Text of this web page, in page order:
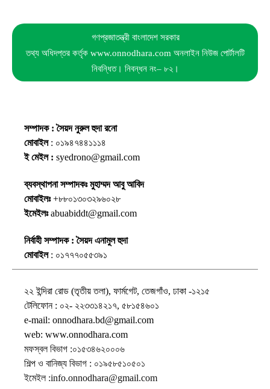
গণপ্রজাতন্ত্রী বাংলাদেশ সরকার
তথ্য অধিদপ্তর কর্তৃক www.onnodhara.com অনলাইন নিউজ পোর্টালটি
নিবন্ধিত। নিবন্ধন নং– ৮২।
সম্পাদক : সৈয়দ নুরুল হুদা রনো
মোবাইল: ০১৯৪৭৪৪১১১৪
ই মেইল : syedrono@gmail.com
ব্যবস্থাপনা সম্পাদকঃ মুহাম্মদ আবু আবিদ
মোবাইলঃ+৮৮০১৩০৩২৯৬০২৮
ইমেইলঃabuabiddt@gmail.com
নির্বাহী সম্পাদক : সৈয়দ এনামুল হুদা
মোবাইল: ০১৭৭৭০৫৫৩৯১
২২ ইন্দিরা রোড (তৃতীয় তলা), ফার্মগেট, তেজগাঁও, ঢাকা -১২১৫
টেলিফোন : ০২- ২২৩৩১৪২১৭, ৫৮১৫৪৬০১
e-mail: onnodhara.bd@gmail.com
web: www.onnodhara.com
মফস্বল বিভাগ :০১৫৩৪৬২০০০৬
শিল্প ও বানিজ্য বিভাগ : ০১৯৫৮৫১০৫০১
ইমেইল :info.onnodhara@gmail.com